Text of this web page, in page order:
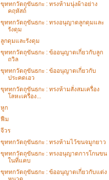
ขุททกวัตถุขันธกะ : ทรงห้ามนุ่งผ้าอย่าง
คฤหัสถ์
ขุททกวัตถุขันธกะ : ทรงอนุญาตลูกดุมและ
รังดุม
ลูกดุมและรังดุม
ขุททกวัตถุขันธกะ : ข้ออนุญาตเกี่ยวกับลูก
ถวิล
ขุททกวัตถุขันธกะ : ข้ออนุญาตเกี่ยวกับ
ประคดเอว
ขุททกวัตถุขันธกะ : ทรงห้ามสั่งสมเครื่อง
โลหะเครื่อง...
หูก
ฟืม
จีวร
ขุททกวัตถุขันธกะ : ทรงห้ามไว้ขนจมูกยาว
ขุททกวัตถุขันธกะ : ทรงอนุญาตการโกนขน
ในที่แคบ
ขุททกวัตถุขันธกะ : ข้ออนุญาตเกี่ยวกับแต่ง